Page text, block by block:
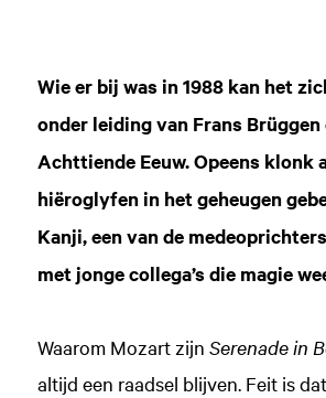
Wie er bij was in 1988 kan het
onder leiding van Frans
Achttiende Eeuw. Opeens klonk
hiëroglyfen in het geheugen
Kanji, een van de
met jonge collega’s die magie
Waarom Mozart zijn Serenade in
altijd een raadsel blijven. Feit is
Zoom
in